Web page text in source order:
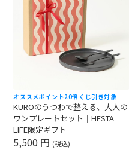
オススメポイント20倍 くじ引き対象
KUROのうつわで整える、大人の
ワンプレートセット｜HESTA
LIFE限定ギフト
5,500 円 (税込)